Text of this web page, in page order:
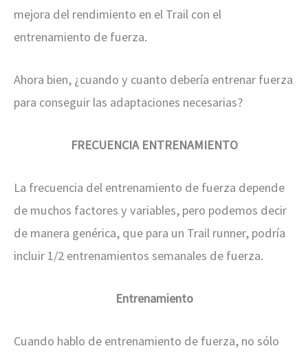
mejora del rendimiento en el Trail con el
entrenamiento de fuerza.
Ahora bien, ¿cuando y cuanto debería entrenar fuerza
para conseguir las adaptaciones necesarias?
FRECUENCIA ENTRENAMIENTO
La frecuencia del entrenamiento de fuerza depende
de muchos factores y variables, pero podemos decir
de manera genérica, que para un Trail runner, podría
incluir 1/2 entrenamientos semanales de fuerza.
Entrenamiento
Cuando hablo de entrenamiento de fuerza, no sólo